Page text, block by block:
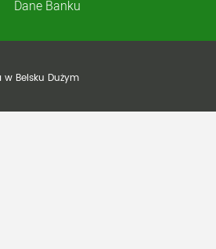
Dane Banku
w Belsku Dużym